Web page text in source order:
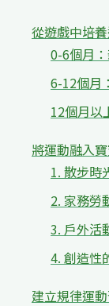
從遊戲中培
0-6個月
6-12個月
12個月以
將運動融入
1. 散步時
2. 家務勞
3. 戶外活
4. 創造性
建立規律運